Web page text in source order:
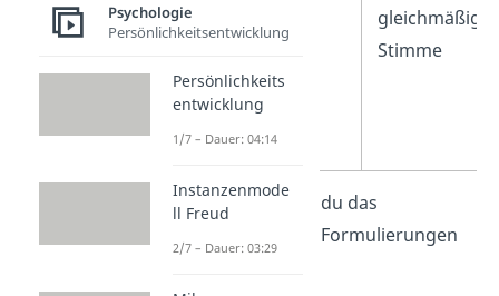
gleichmäßige
Stimme
Sprachlicherkennst du das
Erwachsenen-Ich an Formulierungen
Psychologie
Persönlichkeitsentwicklung
Persönlichkeits
entwicklung
1/7 – Dauer: 04:14
Instanzenmode
ll Freud
2/7 – Dauer: 03:29